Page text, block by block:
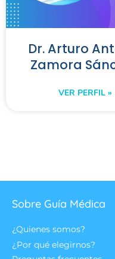
Dr. Arturo
Zamora
VER PERFIL »
Sobre Guía Médica
¿Quienes somos?
¿Por qué elegirnos?